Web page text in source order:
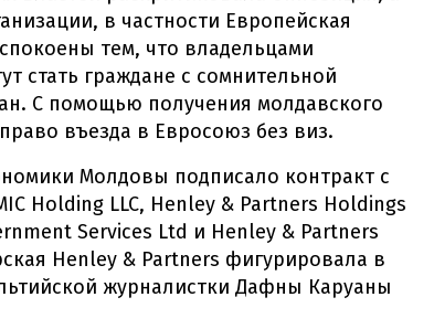
в частности Европейская
тем, что владельцами
стать граждане с сомнительной
С помощью получения молдавского
въезда в Евросоюз без виз.
Молдовы подписало контракт с
Holding LLC, Henley & Partners Holdings
Services Ltd и Henley & Partners
Henley & Partners фигурировала в
журналистки Дафны Каруаны